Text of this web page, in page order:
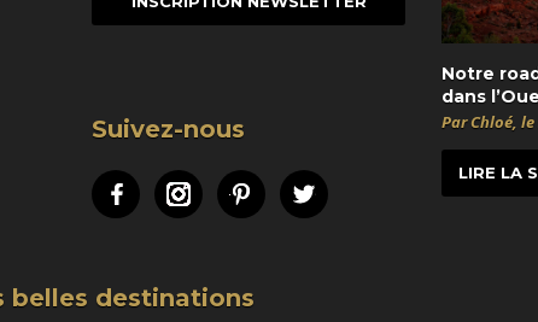
Suivez-nous
FacebookInstagramPinterestTwitter
Notre
dans
Par Chloé,
LIRE LA
belles destinations